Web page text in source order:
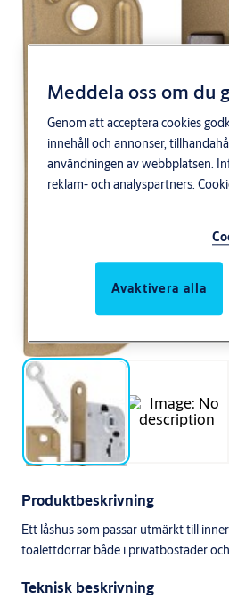
Produktbeskrivning
Ett låshus som passar utmärkt till
toalettdörrar både i privatbostäder
Teknisk beskrivning
Meddela oss om du
Genom att acceptera cookies
innehåll och annonser,
användningen av webbplatsen.
reklam- och analyspartners.
Avaktivera alla